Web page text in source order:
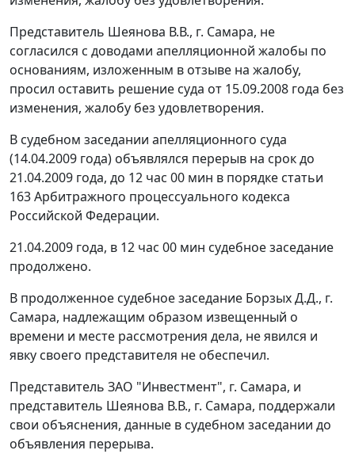
Представитель Шеянова В.В., г. Самара, не
согласился с доводами апелляционной жалобы по
основаниям, изложенным в отзыве на жалобу,
просил оставить решение суда от 15.09.2008 года без
изменения, жалобу без удовлетворения.
В судебном заседании апелляционного суда
(14.04.2009 года) объявлялся перерыв на срок до
21.04.2009 года, до 12 час 00 мин в порядке статьи
163Арбитражного процессуального кодекса
Российской Федерации.
21.04.2009 года, в 12 час 00 мин судебное заседание
продолжено.
В продолженное судебное заседание Борзых Д.Д., г.
Самара, надлежащим образом извещенный о
времени и месте рассмотрения дела, не явился и
явку своего представителя не обеспечил.
Представитель ЗАО "Инвестмент", г. Самара, и
представитель Шеянова В.В., г. Самара, поддержали
свои объяснения, данные в судебном заседании до
объявления перерыва.